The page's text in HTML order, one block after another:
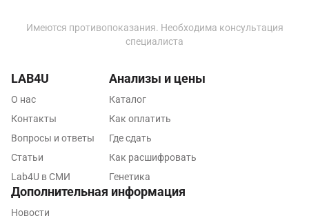
Красногорск
Краснодар
Курск
Имеются противопоказания. Необходима консультация
специалиста
LAB4U
О нас
Контакты
Вопросы и ответы
Статьи
Lab4U в СМИ
Анализы и цены
Каталог
Как оплатить
Где сдать
Как расшифровать
Генетика
Дополнительная информация
Новости